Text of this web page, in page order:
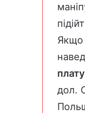
Якщо
плату
дол.